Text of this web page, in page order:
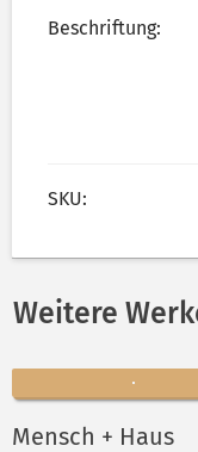
Beschriftung:
SKU:
Weitere
Mensch + Haus